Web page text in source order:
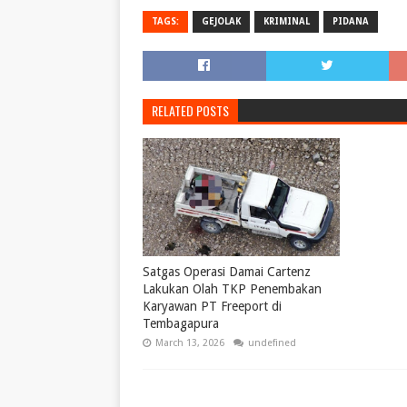
TAGS: GEJOLAK KRIMINAL PIDANA
RELATED POSTS
Satgas Operasi Damai Cartenz
Lakukan Olah TKP Penembakan
Karyawan PT Freeport di
Tembagapura
March 13, 2026 undefined